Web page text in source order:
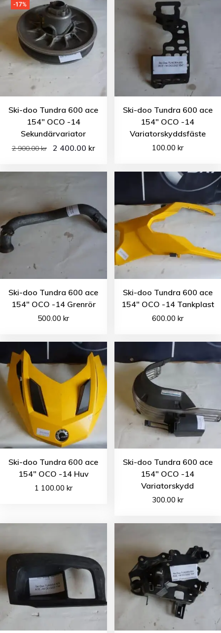
-17%
Ski-doo Tundra 600 ace
154″ OCO -14
Sekundärvariator
2 900.00kr 2 400.00 kr
Ski-doo Tundra 600 ace
154″ OCO -14
Variatorskyddsfäste
100.00 kr
Ski-doo Tundra 600 ace
154″ OCO -14 Grenrör
500.00kr
Ski-doo Tundra 600 ace
154″ OCO -14 Tankplast
600.00 kr
Ski-doo Tundra 600 ace
154″ OCO -14 Huv
1 100.00 kr
Ski-doo Tundra 600 ace
154″ OCO -14
Variatorskydd
300.00 kr